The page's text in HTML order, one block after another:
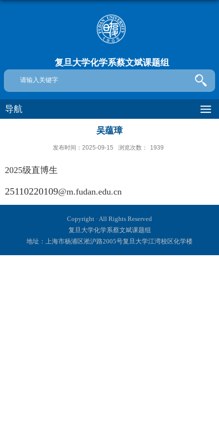
复旦大学化学系蔡文斌课题组
导航
吴蕴璋
发布时间：2025-09-15 浏览次数： 1939
2025级直博生
25110220109@m.fudan.edu.cn
Copyright · All Rights Reserved
复旦大学化学系蔡文斌课题组
地址：上海市杨浦区淞沪路2005号复旦大学江湾校区化学楼